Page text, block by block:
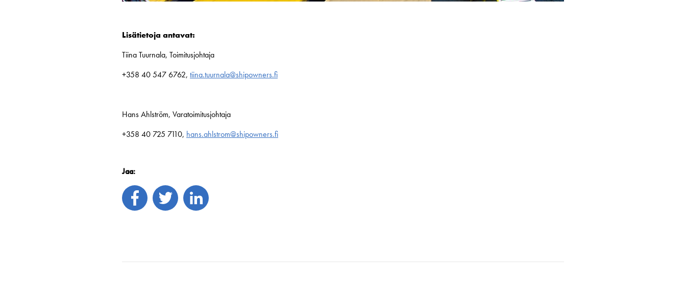
Lisätietoja antavat:
Tiina Tuurnala, Toimitusjohtaja
+358 40 547 6762, tiina.tuurnala@shipowners.fi
Hans Ahlström, Varatoimitusjohtaja
+358 40 725 7110, hans.ahlstrom@shipowners.fi
Jaa: